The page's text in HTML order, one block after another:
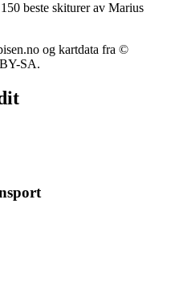
beste skiturer av Marius
og kartdata fra ©
SA.